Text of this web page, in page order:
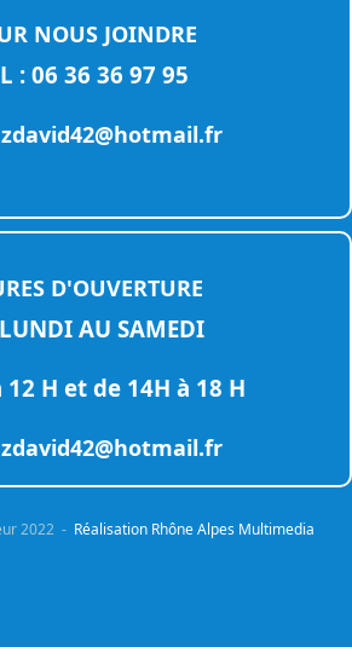
NOUS JOINDRE
: 06 36 36 97 95
D'OUVERTURE
AU SAMEDI
12 H et de 14H à 18 H
2022 - Réalisation Rhône Alpes Multimedia